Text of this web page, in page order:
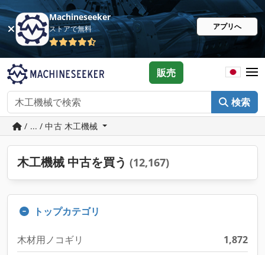
Machineseeker
ストアで無料 アプリへ
検索
販売
/ ... / 中古 木工機械
木工機械 中古を買う (12,167)
トップカテゴリ
木材用ノコギリ
1,872